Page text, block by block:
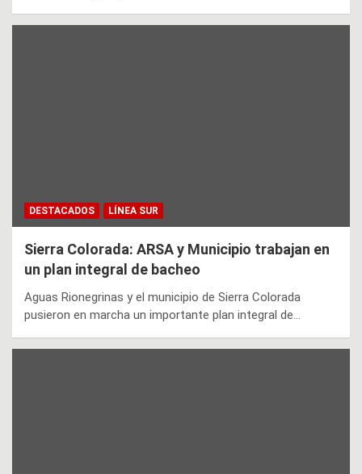
DESTACADOS LÍNEA SUR
Sierra Colorada: ARSA y Municipio trabajan en
un plan integral de bacheo
Aguas Rionegrinas y el municipio de Sierra Colorada
pusieron en marcha un importante plan integral de…